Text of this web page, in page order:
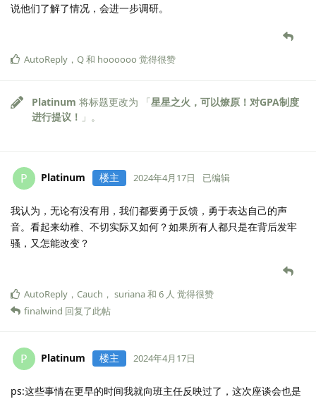
说他们了解了情况，会进一步调研。
AutoReply ， Q和 hoooooo 觉得很赞
Platinum 将标题更改为 「星星之火，可以燎原！对GPA制度
进行提议！ 」。
P Platinum 楼主 2024年4月17日 已编辑
我认为，无论有没有用，我们都要勇于反馈，勇于表达自己的声
音。看起来幼稚、不切实际又如何？如果所有人都只是在背后发牢
骚，又怎能改变？
AutoReply ， Cauch ， suriana和 6 人 觉得很赞
finalwind 回复了此帖
P Platinum 楼主 2024年4月17日
ps:这些事情在更早的时间我就向班主任反映过了，这次座谈会也是